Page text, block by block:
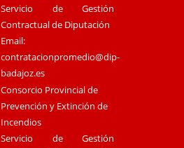
Servicio de Gestión
Contractual de Diputación
Email:
contratacionpromedio@dip-
badajoz.es
Consorcio Provincial de
Prevención y Extinción de
Incendios
Servicio de Gestión